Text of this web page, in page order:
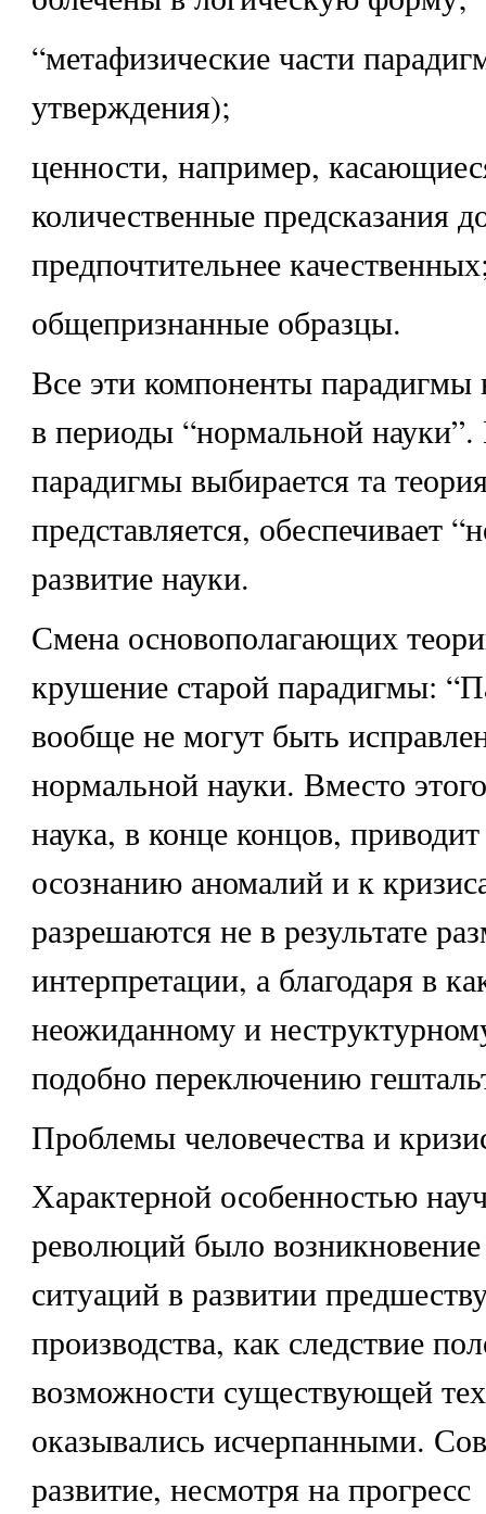
“метафизические части
утверждения);
ценности, например,
количественные предсказания
предпочтительнее
общепризнанные образцы.
Все эти компоненты
в периоды “нормальной
парадигмы выбирается та
представляется, обеспечивает
развитие науки.
Смена основополагающих
крушение старой парадигмы:
вообще не могут быть
нормальной науки. Вместо
наука, в конце концов,
осознанию аномалий и к
разрешаются не в результате
интерпретации, а благодаря в
неожиданному и
подобно переключению
Проблемы человечества и
Характерной особенностью
революций было
ситуаций в развитии
производства, как следствие
возможности существующей
оказывались исчерпанными.
развитие, несмотря на прогресс